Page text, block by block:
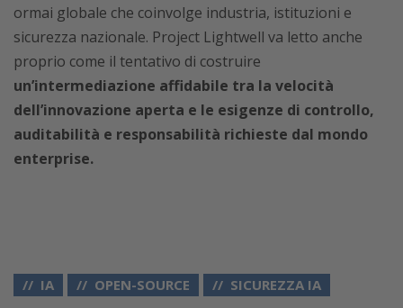
ormai globale che coinvolge industria, istituzioni e
sicurezza nazionale. Project Lightwell va letto anche
proprio come il tentativo di costruire
un’intermediazione affidabile tra la velocità
dell’innovazione aperta e le esigenze di controllo,
auditabilità e responsabilità richieste dal mondo
enterprise.
IA OPEN-SOURCE SICUREZZA IA